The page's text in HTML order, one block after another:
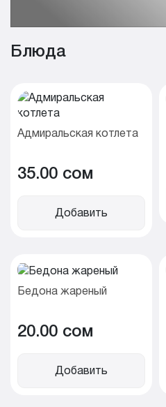
Блюда
Адмиральская котлета
35.00 cом
Добавить
Бедона жареный
20.00 cом
Добавить